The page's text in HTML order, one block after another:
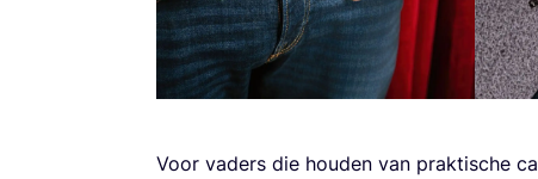
Voor vaders die hou­den van prak­ti­sche